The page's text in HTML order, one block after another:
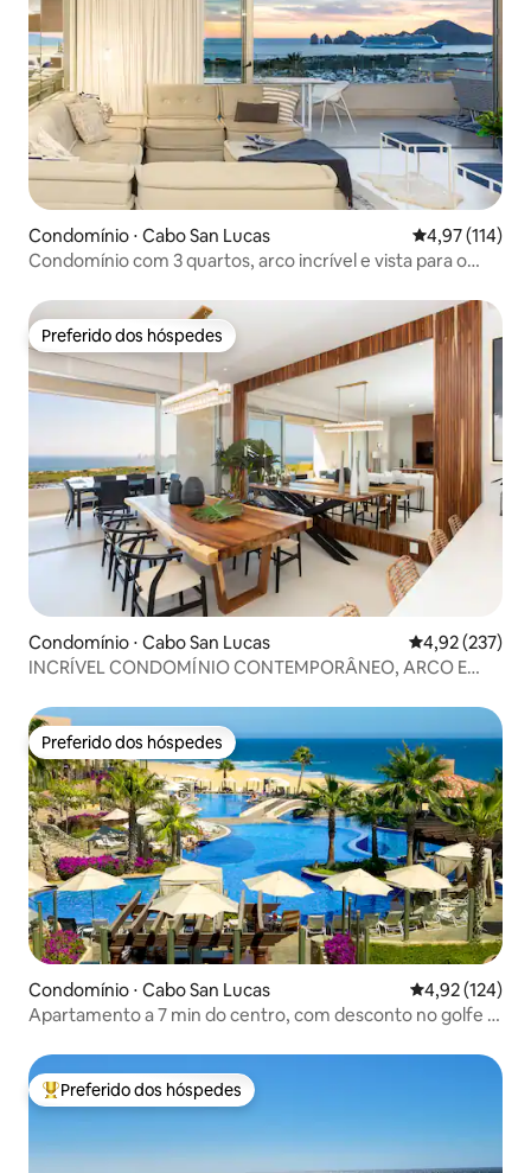
Condomínio ⋅ Cabo San Lucas 4,97 de uma
4,97 (114)
Condomínio com 3 quartos, arco incrível e vista para o
Preferido dos hóspedes
Preferido dos hóspedes
Condomínio ⋅ Cabo San Lucas 4,92 de uma
4,92 (237)
INCRÍVEL CONDOMÍNIO CONTEMPORÂNEO, ARCO E
Preferido dos hóspedes
Preferido dos hóspedes
Condomínio ⋅ Cabo San Lucas 4,92 de uma
4,92 (124)
Apartamento a 7 min do centro, com desconto no golfe e
Entre os melhores preferidos dos hóspedes
Preferido dos hóspedes